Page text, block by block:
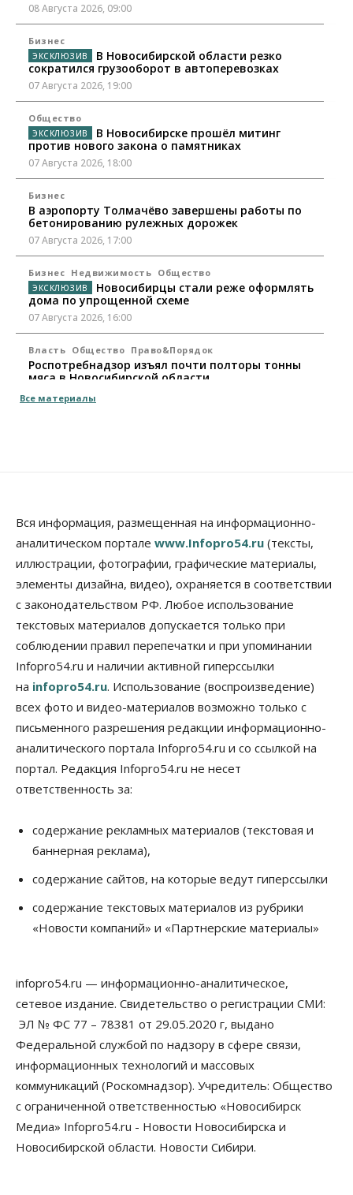
08 Августа 2026, 09:00
Бизнес
В Новосибирской области резко
сократился грузооборот в автоперевозках
07 Августа 2026, 19:00
Общество
В Новосибирске прошёл митинг
против нового закона о памятниках
07 Августа 2026, 18:00
Бизнес
В аэропорту Толмачёво завершены работы по
бетонированию рулежных дорожек
07 Августа 2026, 17:00
Бизнес Недвижимость Общество
Новосибирцы стали реже оформлять
дома по упрощенной схеме
07 Августа 2026, 16:00
Власть Общество Право&Порядок
Роспотребнадзор изъял почти полторы тонны
мяса в Новосибирской области
07 Августа 2026, 15:00
07 Августа 2026, 14:00
Власть
В Новосибирске многодетным семьям вручили
сертификаты на покупку автомобилей
07 Августа 2026, 13:55
Треть автовладельцев в Новосибирской области
«поставили машины на прикол»
07 Августа 2026, 13:00
Власть
Школы, библиотеки, пешеходные тротуары:
депутаты Госдумы контролируют работы на
социальных объектах
07 Августа 2026, 12:35
на выходных
07 Августа 2026, 12:00
Общество
повысить свою пенсию
07 Августа 2026, 11:30
школах Новосибирской области введут
инициативное бюджетирование
07 Августа 2026, 11:00
Общество Право&Порядок
В Новосибирске руководителя отдела полиции
заключили под стражу
07 Августа 2026, 10:15
Общество
Недели жары повлияли на урожай в
Новосибирской области, но режима ЧС не будет
Все материалы
Вся информация, размещенная на информационно-
аналитическом портале www.Infopro54.ru (тексты,
иллюстрации, фотографии, графические материалы,
элементы дизайна, видео), охраняется в соответствии
с законодательством РФ. Любое использование
текстовых материалов допускается только при
соблюдении правил перепечатки и при упоминании
Infopro54.ru и наличии активной гиперссылки
на infopro54.ru. Использование (воспроизведение)
всех фото и видео-материалов возможно только с
письменного разрешения редакции информационно-
аналитического портала Infopro54.ru и со ссылкой на
портал. Редакция Infopro54.ru не несет
ответственность за:
содержание рекламных материалов (текстовая и
баннерная реклама),
содержание сайтов, на которые ведут гиперссылки
содержание текстовых материалов из рубрики
«Новости компаний» и «Партнерские материалы»
infopro54.ru — информационно-аналитическое,
сетевое издание. Свидетельство о регистрации СМИ:
ЭЛ № ФС 77 – 78381 от 29.05.2020 г, выдано
Федеральной службой по надзору в сфере связи,
информационных технологий и массовых
коммуникаций (Роскомнадзор). Учредитель: Общество
с ограниченной ответственностью «Новосибирск
Медиа» Infopro54.ru - Новости Новосибирска и
Новосибирской области. Новости Сибири.